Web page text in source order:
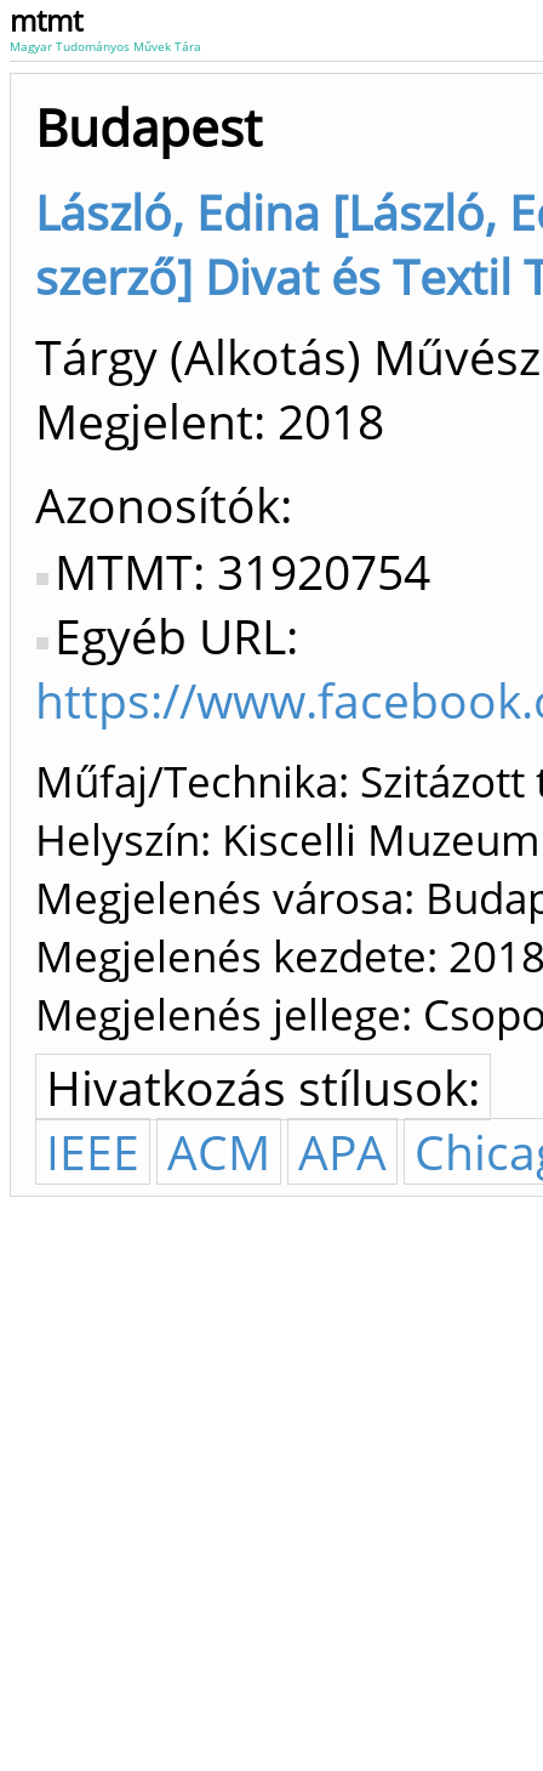
mtmt
Magyar Tudományos Művek Tára
Budapest
László, Edina [László,
szerző] Divat és Textil
Tárgy (Alkotás)
Megjelent: 2018
Azonosítók
MTMT: 31920754
Egyéb URL:
https://
Műfaj/Technika:
Helyszín: Kiscelli Muzeum
Megjelenés városa:
Megjelenés kezdete:
Megjelenés jellege:
Hivatkozás stílusok:
IEEE ACM APA